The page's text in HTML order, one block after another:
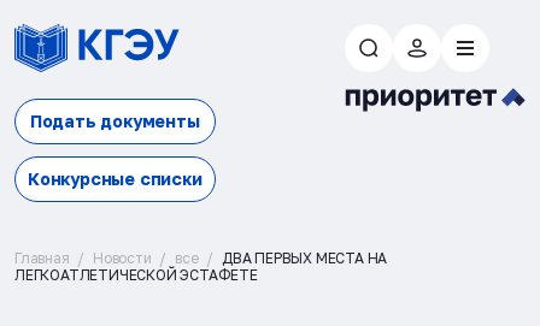
Подать документы
Конкурсные списки
Главная Новости все
ДВА ПЕРВЫХ МЕСТА НА
ЛЕГКОАТЛЕТИЧЕСКОЙ ЭСТАФЕТЕ